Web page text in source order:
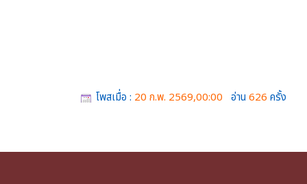
โพสเมื่อ : 20 ก.พ. 2569,00:00 อ่าน 626 ครั้ง